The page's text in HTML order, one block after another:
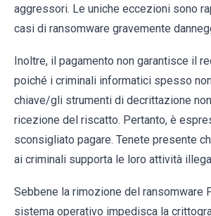
aggressori. Le uniche eccezioni sono
casi di ransomware gravemente
Inoltre, il pagamento non garantisce il
poiché i criminali informatici spesso
chiave/gli strumenti di decrittazione
ricezione del riscatto. Pertanto, è
sconsigliato pagare. Tenete presente
ai criminali supporta le loro attività
Sebbene la rimozione del ransomware
sistema operativo impedisca la